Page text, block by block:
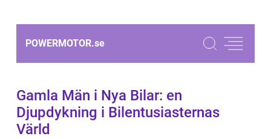
POWERMOTOR.se
Gamla Män i Nya Bilar: en
Djupdykning i Bilentusiasternas
Värld